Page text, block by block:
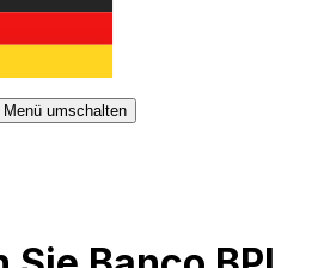
Menü umschalten